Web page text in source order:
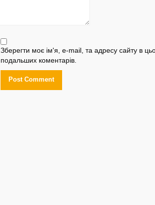
Зберегти моє ім'я, e-mail, та адресу сайту в
подальших коментарів.